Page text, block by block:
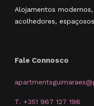
Alojamentos
acolhedores,
Fale Connosco
T. +351 967 127 198